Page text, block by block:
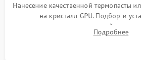
Нанесение качественной термопасты
на кристалл GPU. Подбор и
термопрокладок правильной
питания. Монтаж радиатора и
Подробнее